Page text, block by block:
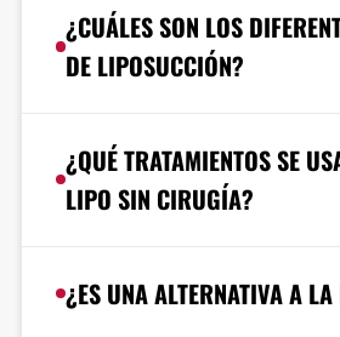
¿CUÁLES SON LOS
DE LIPOSUCCIÓN?
¿QUÉ TRATAMIENTOS SE
LIPO SIN CIRUGÍA?
¿ES UNA ALTERNATIVA A